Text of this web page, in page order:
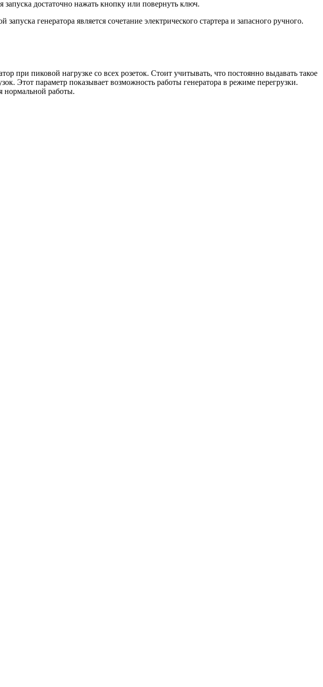
запуска достаточно нажать кнопку или повернуть ключ.
генератора является сочетание электрического стартера и запасного ручного.
при пиковой нагрузке со всех розеток. Стоит учитывать, что постоянно выдавать такое
Этот параметр показывает возможность работы генератора в режиме перегрузки.
нормальной работы.